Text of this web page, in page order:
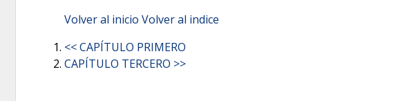
Volver al inicio Volver al indice
<< CAPÍTULO PRIMERO
CAPÍTULO TERCERO >>